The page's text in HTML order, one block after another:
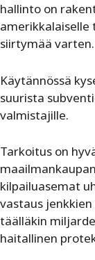
hallinto on
amerikkalaiselle
siirtymää varten.
Käytännössä
suurista
valmistajille.
Tarkoitus on
kilpailuasemat
vastaus
täälläkin
haitallinen